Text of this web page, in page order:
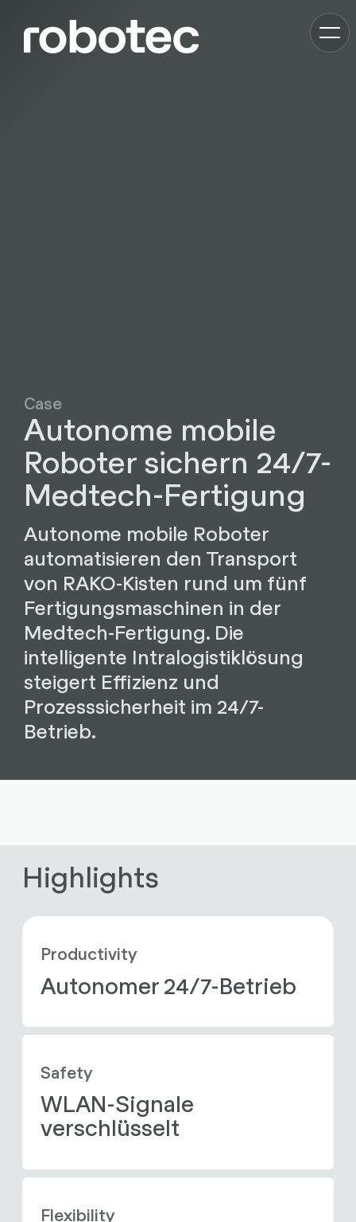
Case
Autonome mobile
Roboter sichern 24/7-
Medtech-Fertigung
Autonome mobile Roboter
automatisieren den Transport
von RAKO-Kisten rund um fünf
Fertigungsmaschinen in der
Medtech-Fertigung. Die
intelligente Intralogistiklösung
steigert Effizienz und
Prozesssicherheit im 24/7-
Betrieb.
Highlights
Productivity
Autonomer 24/7-Betrieb
Safety
WLAN-Signale
verschlüsselt
Flexibility